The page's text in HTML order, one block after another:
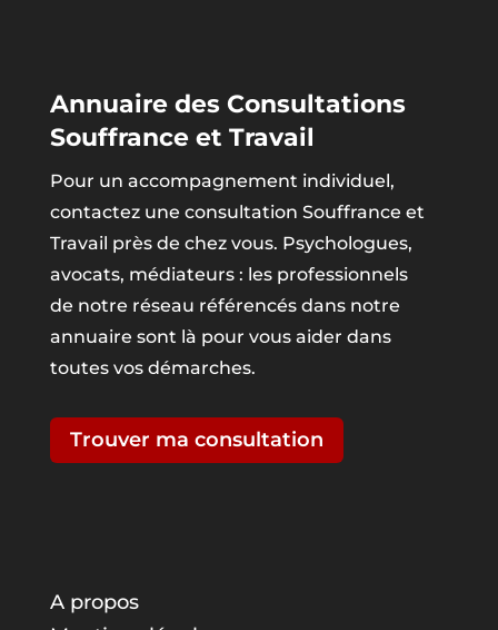
Annuaire des Consultations
Souffrance et Travail
Pour un accompagnement individuel,
contactez une consultation Souffrance et
Travail près de chez vous. Psychologues,
avocats, médiateurs : les professionnels
de notre réseau référencés dans notre
annuaire sont là pour vous aider dans
toutes vos démarches.
Trouver ma consultation
A propos